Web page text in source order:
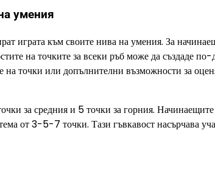
умения
играта към своите нива на умения. За
на точките за всеки ръб може да създаде по-
точки или допълнителни възможности за
за средния и 5 точки за горния.
от 3-5-7 точки. Тази гъвкавост насърчава